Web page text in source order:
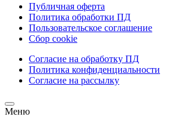
Публичная оферта
Политика обработки ПД
Пользовательское соглашение
Сбор cookie
Согласие на обработку ПД
Политика конфиденциальности
Согласие на рассылку
Меню